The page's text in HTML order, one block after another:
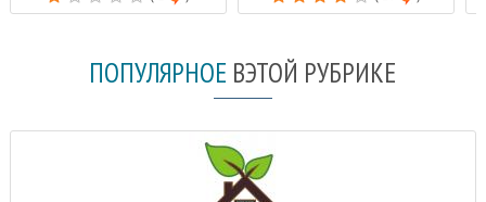
ПОПУЛЯРНОЕ ВЭТОЙ РУБРИКЕ